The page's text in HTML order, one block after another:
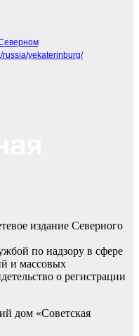
russia/yekaterinburg/
издание Северного
по надзору в сфере
и массовых
о регистрации
дом «Советская